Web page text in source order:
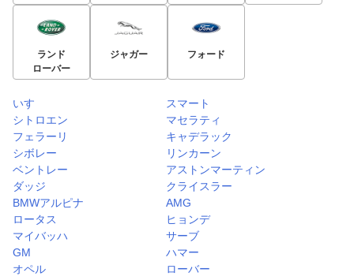
ランド
ローバー
ジャガー フォード
いすゞ
スマート
シトロエン
マセラティ
フェラーリ
キャデラック
シボレー
リンカーン
ベントレー
アストンマーティン
ダッジ
クライスラー
BMWアルピナ
AMG
ロータス
ヒョンデ
マイバッハ
サーブ
GM
ハマー
オペル
ローバー